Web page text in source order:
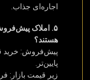
اجاره‌ای جذاب.
۵. املاک
هستند؟
پیش‌فروش: خرید
پایین‌تر.
زیر قیمت بازار: